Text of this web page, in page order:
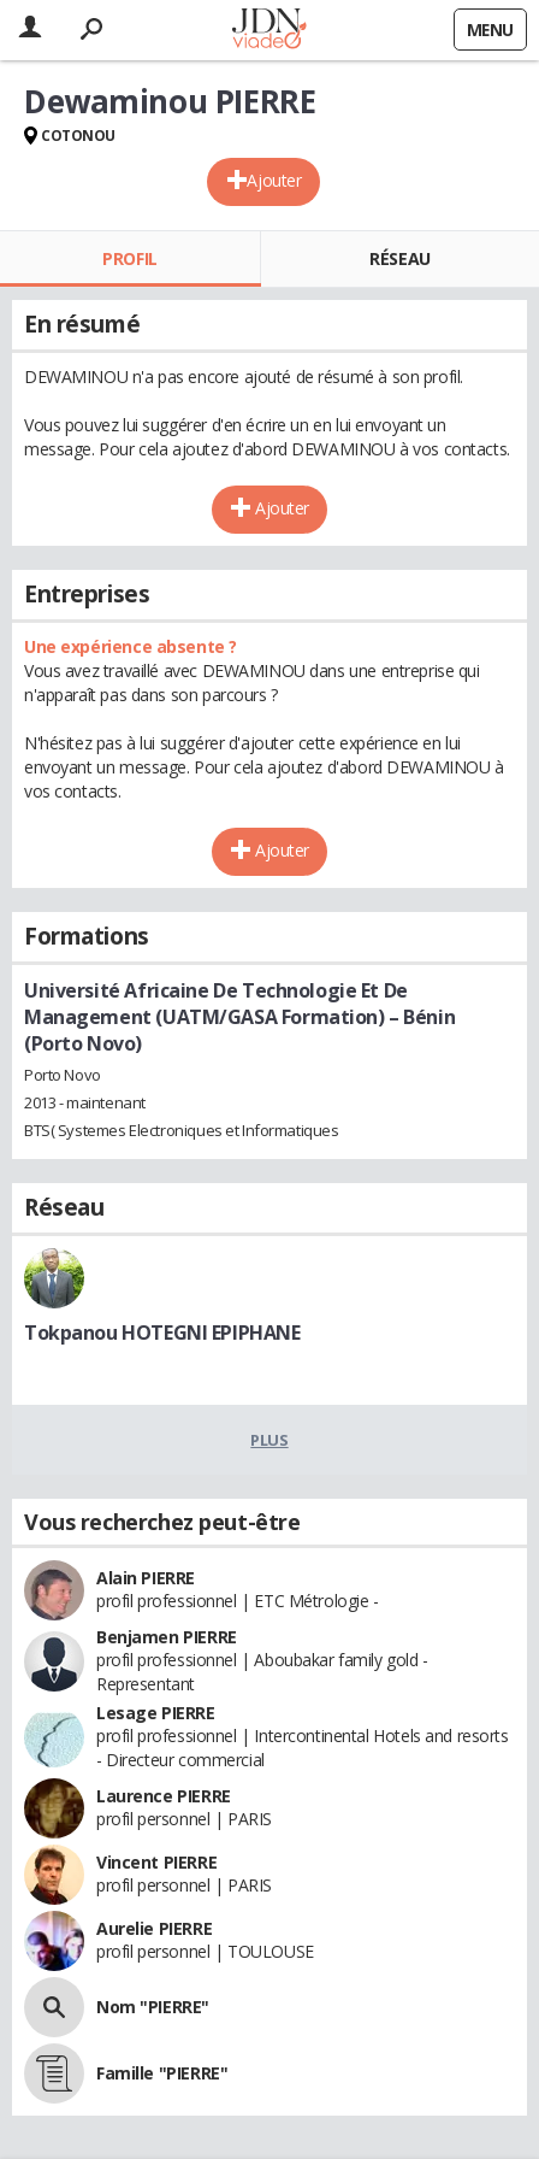
MENU
Ajouter
Dewaminou PIERRE
COTONOU
PROFIL RÉSEAU
En résumé
DEWAMINOU n'a pas encore ajouté de résumé à son profil.
Vous pouvez lui suggérer d'en écrire un en lui envoyant un
message. Pour cela ajoutez d'abord DEWAMINOU à vos contacts.
Ajouter
Entreprises
Une expérience absente ?
Vous avez travaillé avec DEWAMINOU dans une entreprise qui
n'apparaît pas dans son parcours ?
N'hésitez pas à lui suggérer d'ajouter cette expérience en lui
envoyant un message. Pour cela ajoutez d'abord DEWAMINOU à
vos contacts.
Ajouter
Formations
Université Africaine De Technologie Et De
Management (UATM/GASA Formation) – Bénin
(Porto Novo)
Porto Novo
2013 - maintenant
BTS( Systemes Electroniques et Informatiques
Réseau
Tokpanou HOTEGNI EPIPHANE
PLUS
Vous recherchez peut-être
Alain PIERRE
profil professionnel | ETC Métrologie -
Benjamen PIERRE
profil professionnel | Aboubakar family gold -
Representant
Lesage PIERRE
profil professionnel | Intercontinental Hotels and resorts
- Directeur commercial
Laurence PIERRE
profil personnel | PARIS
Vincent PIERRE
profil personnel | PARIS
Aurelie PIERRE
profil personnel | TOULOUSE
Nom "PIERRE"
Famille "PIERRE"